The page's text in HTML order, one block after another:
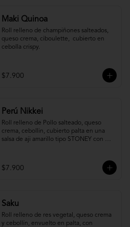
Maki Quinoa
​Roll relleno de champiñones salteados,
queso crema, ciboulette,  cubierto en
cebolla crispy.
$7.900
Perú Nikkei
Roll relleno de Pollo salteado, queso
crema, cebollin, cubierto palta en una
salsa de aji amarillo tipo STONEY con
$7.900
Saku
Roll relleno de res vegetal, queso crema
y cebollín, envuelto en palta, con